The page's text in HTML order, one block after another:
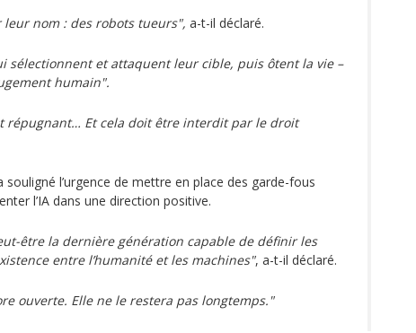
leur nom : des robots tueurs", a-t-il déclaré.
sélectionnent et attaquent leur cible, puis ôtent la vie –
humain".
répugnant… Et cela doit être interdit par le droit
l’urgence de mettre en place des garde-fous
l’IA dans une direction positive.
être la dernière génération capable de définir les
entre l’humanité et les machines", a-t-il déclaré.
ouverte. Elle ne le restera pas longtemps."